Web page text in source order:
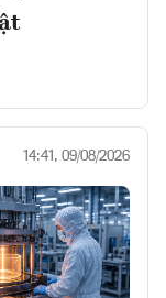
14:41, 09/08/2026